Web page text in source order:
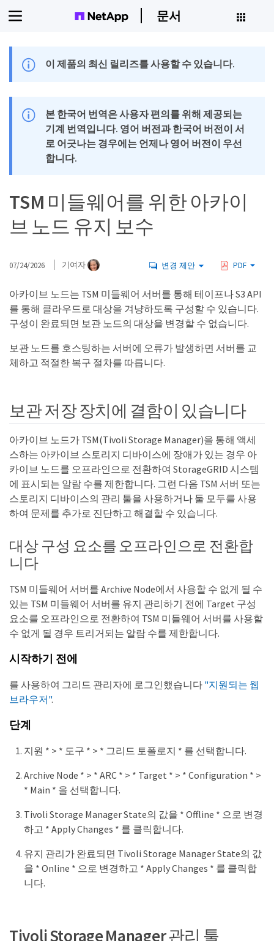
문서
이 제품의 최신 릴리즈를 사용할 수 있습니다.
본 한국어 번역은 사용자 편의를 위해 제공되는
기계 번역입니다. 영어 버전과 한국어 버전이 서
로 어긋나는 경우에는 언제나 영어 버전이 우선
합니다.
TSM 미들웨어를 위한 아카이
브 노드 유지 보수
07/24/2026 기여자 변경 제안 PDF
아카이브 노드는 TSM 미들웨어 서버를 통해 테이프나 S3 API
를 통해 클라우드로 대상을 겨냥하도록 구성할 수 있습니다.
구성이 완료되면 보관 노드의 대상을 변경할 수 없습니다.
보관 노드를 호스팅하는 서버에 오류가 발생하면 서버를 교
체하고 적절한 복구 절차를 따릅니다.
보관 저장 장치에 결함이 있습니다
아카이브 노드가 TSM(Tivoli Storage Manager)을 통해 액세
스하는 아카이브 스토리지 디바이스에 장애가 있는 경우 아
카이브 노드를 오프라인으로 전환하여 StorageGRID 시스템
에 표시되는 알람 수를 제한합니다. 그런 다음 TSM 서버 또는
스토리지 디바이스의 관리 툴을 사용하거나 둘 모두를 사용
하여 문제를 추가로 진단하고 해결할 수 있습니다.
대상 구성 요소를 오프라인으로 전환합
니다
TSM 미들웨어 서버를 Archive Node에서 사용할 수 없게 될 수
있는 TSM 미들웨어 서버를 유지 관리하기 전에 Target 구성
요소를 오프라인으로 전환하여 TSM 미들웨어 서버를 사용할
수 없게 될 경우 트리거되는 알람 수를 제한합니다.
시작하기 전에
를 사용하여 그리드 관리자에 로그인했습니다 "지원되는 웹
브라우저".
단계
지원 * > * 도구 * > * 그리드 토폴로지 * 를 선택합니다.
Archive Node * > * ARC * > * Target * > * Configuration * >
* Main * 을 선택합니다.
Tivoli Storage Manager State의 값을 * Offline * 으로 변경
하고 * Apply Changes * 를 클릭합니다.
유지 관리가 완료되면 Tivoli Storage Manager State의 값
을 * Online * 으로 변경하고 * Apply Changes * 를 클릭합
니다.
Tivoli Storage Manager 관리 툴